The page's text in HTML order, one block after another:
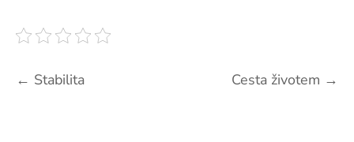
Navigace
← Stabilita Cesta životem →